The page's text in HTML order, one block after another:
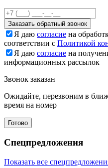
Заказать обратный звонок
Я даю согласие на
соответствии с Политикой
Я даю согласие на
информационных рассылок
Звонок заказан
Ожидайте, перезвоним в
время на номер
Готово
Спецпредложения
Показать все